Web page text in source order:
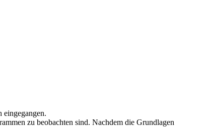
zu beobachten sind. Nachdem die Grundlagen